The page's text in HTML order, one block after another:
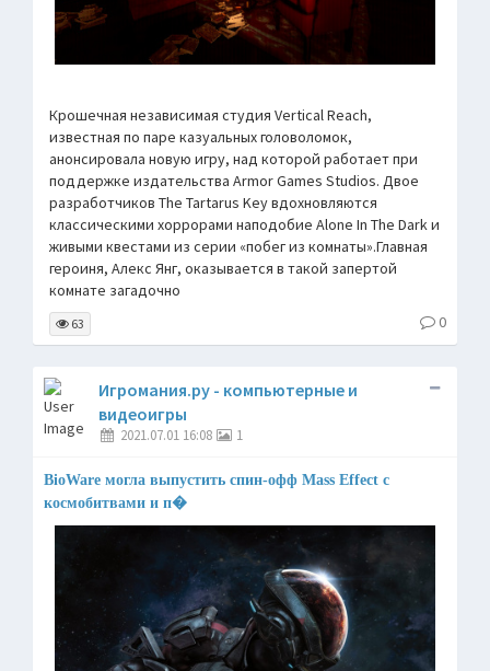
Крошечная независимая студия Vertical Reach,
известная по паре казуальных головоломок,
анонсировала новую игру, над которой работает при
поддержке издательства Armor Games Studios. Двое
разработчиков The Tartarus Key вдохновляются
классическими хоррорами наподобие Alone In The Dark и
живыми квестами из серии «побег из комнаты».Главная
героиня, Алекс Янг, оказывается в такой запертой
комнате загадочно
63 0
Игромания.ру - компьютерные и
видеоигры
2021.07.01 16:08 1
BioWare могла выпустить спин-офф Mass Effect с
космобитвами и п�